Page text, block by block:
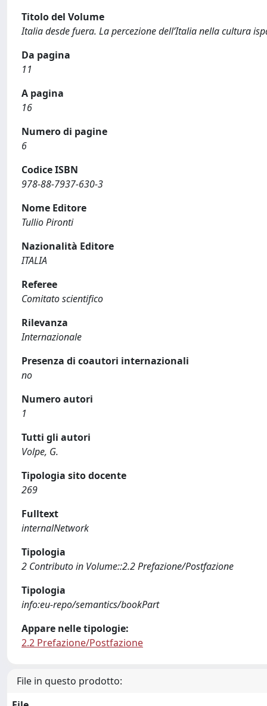
Titolo del Volume
Italia desde fuera. La percezione dell’Italia nella cultura
Da pagina
11
A pagina
16
Numero di pagine
6
Codice ISBN
978-88-7937-630-3
Nome Editore
Tullio Pironti
Nazionalità Editore
ITALIA
Referee
Comitato scientifico
Rilevanza
Internazionale
Presenza di coautori internazionali
no
Numero autori
1
Tutti gli autori
Volpe, G.
Tipologia sito docente
269
Fulltext
internalNetwork
Tipologia
2 Contributo in Volume::2.2 Prefazione/Postfazione
Tipologia
info:eu-repo/semantics/bookPart
Appare nelle tipologie:
2.2 Prefazione/Postfazione
File in questo prodotto: